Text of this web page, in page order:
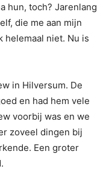
hun, toch? Jarenlang
die me aan mijn
helemaal niet. Nu is
in Hilversum. De
en had hem vele
voorbij was en we
zoveel dingen bij
Een groter